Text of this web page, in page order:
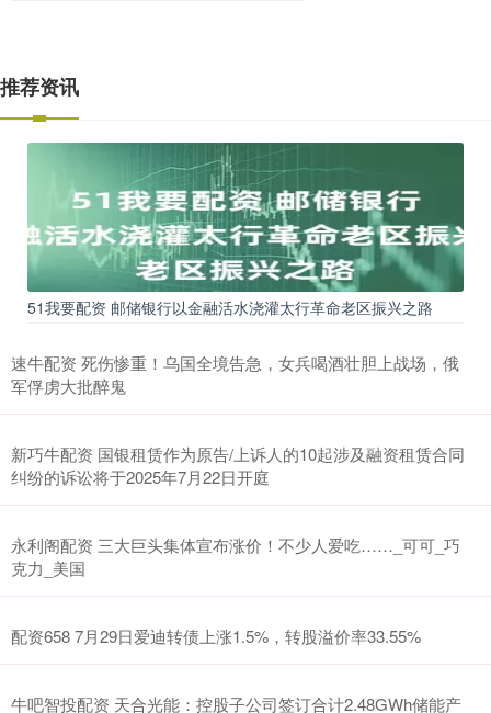
推荐资讯
51我要配资 邮储银行以金融活水浇灌太行革命老区振兴之路
速牛配资 死伤惨重！乌国全境告急，女兵喝酒壮胆上战场，俄
军俘虏大批醉鬼
新巧牛配资 国银租赁作为原告/上诉人的10起涉及融资租赁合同
纠纷的诉讼将于2025年7月22日开庭
永利阁配资 三大巨头集体宣布涨价！不少人爱吃……_可可_巧
克力_美国
配资658 7月29日爱迪转债上涨1.5%，转股溢价率33.55%
牛吧智投配资 天合光能：控股子公司签订合计2.48GWh储能产